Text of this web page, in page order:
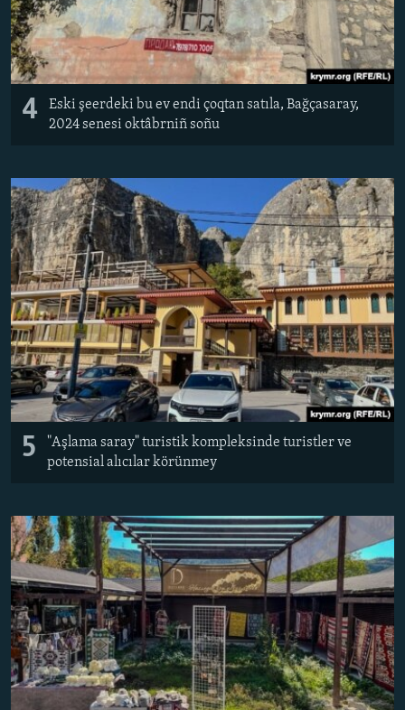
4
Eski şeerdeki bu ev endi çoqtan satıla, Bağçasaray,
2024 senesi oktâbrniñ soñu
5
"Aşlama saray" turistik kompleksinde turistler ve
potensial alıcılar körünmey